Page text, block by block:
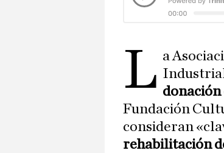
L a
Fundación
consideran
rehabilitación